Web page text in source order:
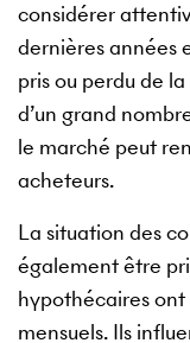
considérer
dernières années
pris ou perdu de
d’un grand
le marché peut
acheteurs.
La situation des
également être
hypothécaires
mensuels. Ils